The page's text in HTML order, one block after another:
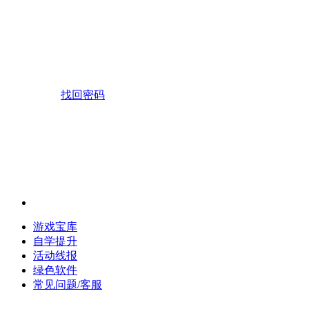
找回密码
游戏宝库
自学提升
活动线报
绿色软件
常见问题/客服